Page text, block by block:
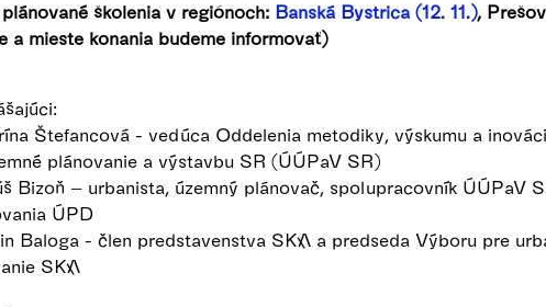
školenia v regiónoch: Banská Bystrica (12. 11.),
a mieste konania budeme informovať)
Štefancová - vedúca Oddelenia metodiky, výskumu a
plánovanie a výstavbu SR (ÚÚPaV SR)
Bizoň – urbanista, územný plánovač, spolupracovník ÚÚPaV
ÚPD
Baloga - člen predstavenstva SKA a predseda Výboru pre
SKA